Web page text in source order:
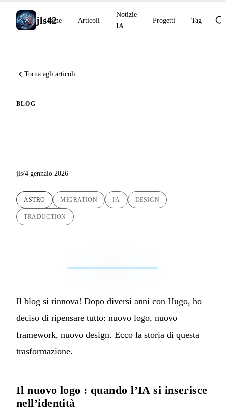
jls42
Home Articoli
Notizie
IA
Progetti Tag
Torna agli articoli
BLOG
jls/4 gennaio 2026
ASTRO MIGRATION IA DESIGN
TRADUCTION
Il blog si rinnova! Dopo diversi anni con Hugo, ho
deciso di ripensare tutto: nuovo logo, nuovo
framework, nuovo design. Ecco la storia di questa
trasformazione.
Il nuovo logo : quando l’IA si inserisce
nell’identità